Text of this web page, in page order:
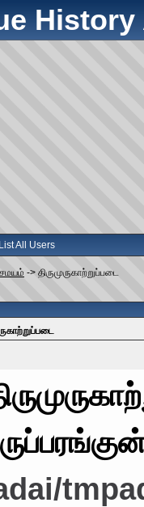
List All Users
-> திருமுருகாற்றுப்படை